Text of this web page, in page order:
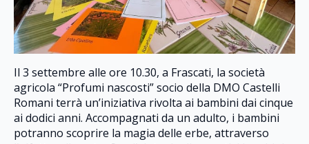
Il 3 settembre alle ore 10.30, a Frascati, la società
agricola “Profumi nascosti” socio della DMO Castelli
Romani terrà un’iniziativa rivolta ai bambini dai cinque
ai dodici anni. Accompagnati da un adulto, i bambini
potranno scoprire la magia delle erbe, attraverso